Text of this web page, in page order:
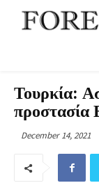
Τουρκία:
προστασία
December 14, 2021